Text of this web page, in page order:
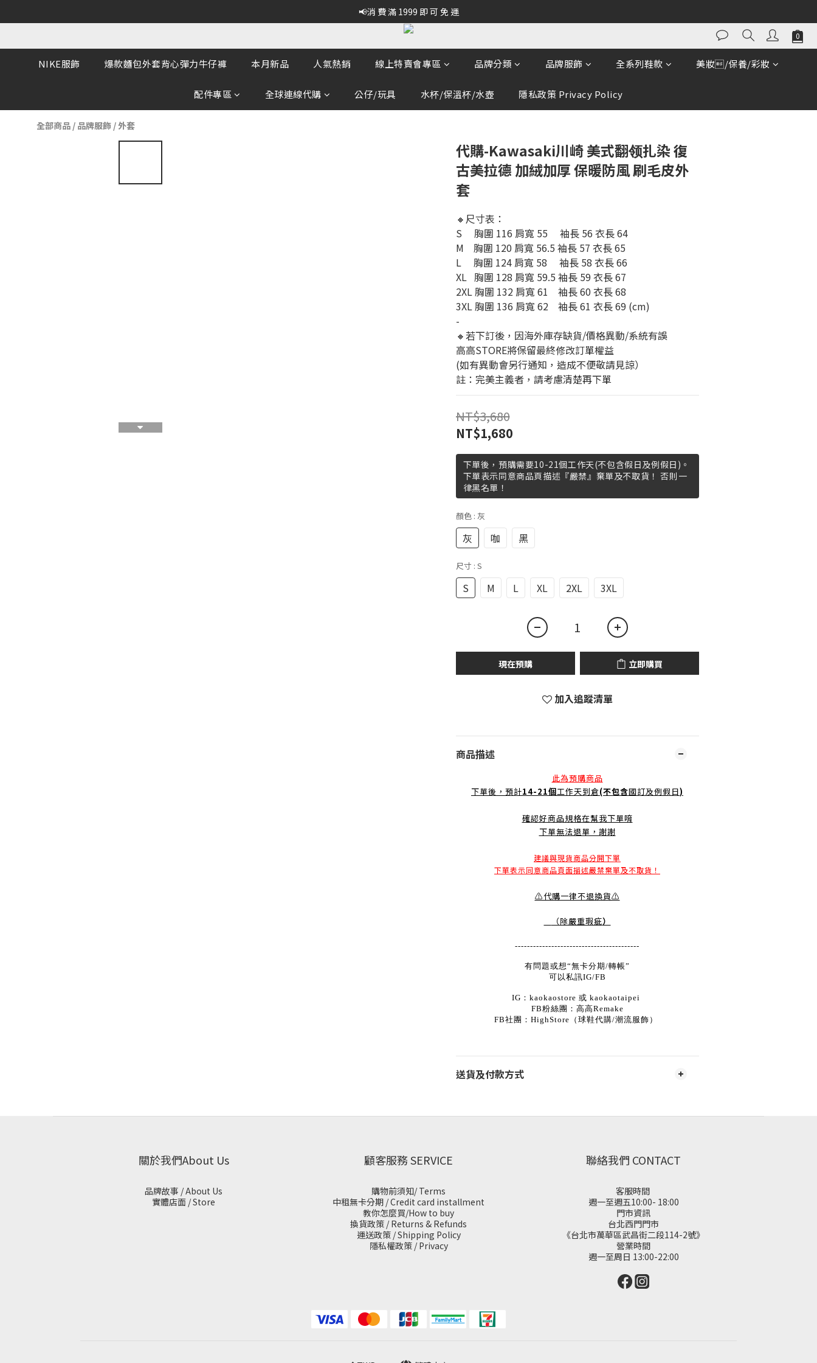
📢消 費 滿 1999 即 可 免 運
NIKE服飾 爆款麵包外套背心彈力牛仔褲 本月新品 人氣熱銷 線上特賣會專區 品牌分類 品牌服飾 全系列鞋款 美妝/保養/彩妝
配件專區 全球連線代購 公仔/玩具 水杯/保溫杯/水壺 隱私政策 Privacy Policy
全部商品 / 品牌服飾 / 外套
代購-Kawasaki川崎 美式翻领扎染 復
古美拉德 加絨加厚 保暖防風 刷毛皮外
套
🔸尺寸表：
S     胸圍 116 肩寬 55     袖長 56 衣長 64
M    胸圍 120 肩寬 56.5 袖長 57 衣長 65
L     胸圍 124 肩寬 58     袖長 58 衣長 66
XL   胸圍 128 肩寬 59.5 袖長 59 衣長 67
2XL 胸圍 132 肩寬 61    袖長 60 衣長 68
3XL 胸圍 136 肩寬 62    袖長 61 衣長 69 (cm)
-
🔸若下訂後，因海外庫存缺貨/價格異動/系統有誤
高高STORE將保留最終修改訂單權益
(如有異動會另行通知，造成不便敬請見諒）
註：完美主義者，請考慮清楚再下單
NT$3,680
NT$1,680
下單後，預購需要10-21個工作天(不包含假日及例假日)。
下單表示同意商品頁描述『嚴禁』棄單及不取貨！ 否則一
律黑名單！
顏色 : 灰
灰 咖 黑
尺寸 : S
S M L XL 2XL 3XL
現在預購 立即購買
加入追蹤清單
商品描述
此為預購商品
下單後，預計14-21個工作天到倉(不包含國訂及例假日)
確認好商品規格在幫我下單唷
下單無法退單，謝謝
建議與現貨商品分開下單
下單表示同意商品頁面描述嚴禁棄單及不取貨！
⚠️代購一律不退換貨⚠️
（除嚴重瑕疵）
-----------------------------------------
有問題或想“無卡分期/轉帳”
可以私訊IG/FB
IG：kaokaostore 或 kaokaotaipei
FB粉絲團：高高Remake
FB社團：HighStore（球鞋代購/潮流服飾）
送貨及付款方式
立即購買
關於我們About Us
品牌故事 / About Us
實體店面 / Store
顧客服務 SERVICE
購物前須知/ Terms
中租無卡分期 / Credit card installment
教你怎麼買/How to buy
換貨政策 / Returns & Refunds
運送政策 / Shipping Policy
隱私權政策 / Privacy
聯絡我們 CONTACT
客服時間
週一至週五10:00- 18:00
門市資訊
台北西門門市
《台北市萬華區武昌街二段114-2號》
營業時間
週一至周日 13:00-22:00